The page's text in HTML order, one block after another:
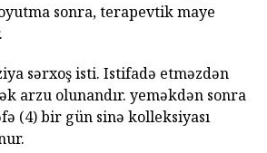
sonra, terapevtik maye
sərxoş isti. Istifadə etməzdən
arzu olunandır. yeməkdən sonra
(4) bir gün sinə kolleksiyası